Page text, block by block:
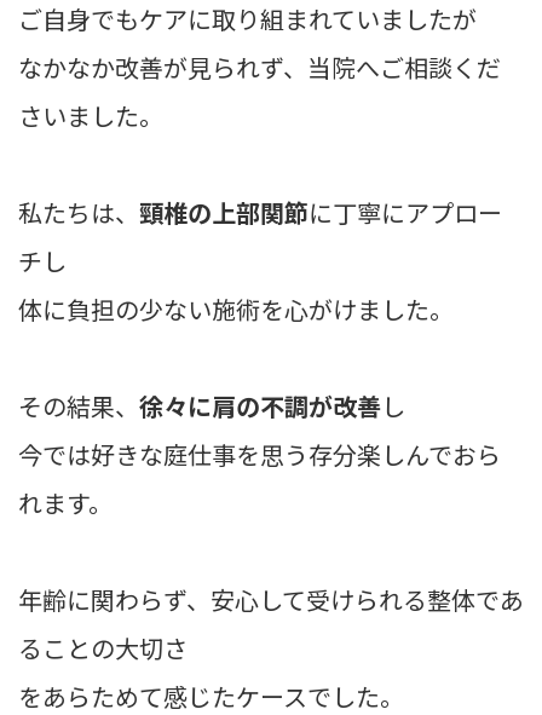
ご自身でもケアに取り組まれていましたが
なかなか改善が見られず、当院へご相談くだ
さいました。
私たちは、 頸椎の上部関節に丁寧にアプロー
チし
体に負担の少ない施術を心がけました。
その結果、 徐々に肩の不調が改善し
今では好きな庭仕事を思う存分楽しんでおら
れます。
年齢に関わらず、安心して受けられる整体であ
ることの大切さ
をあらためて感じたケースでした。